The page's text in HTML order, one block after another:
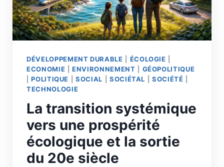
INDÉPASSABLES
DÉVELOPPEMENT DURABLE ÉCOLOGIE
ECONOMIE |ENVIRONNEMENT
GÉOPOLITIQUE
|POLITIQUE |SOCIAL SOCIÉTAL |SOCIÉTÉ
TECHNOLOGIE
La transition systémique
vers une prospérité
écologique et la sortie
du 20e siècle